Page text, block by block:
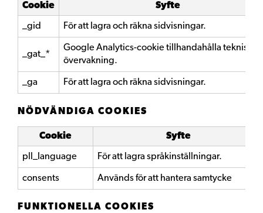
Cookie Syfte
_gid För att lagra och räkna sidvisningar.
_gat_*
Google Analytics-cookie tillhandahålla teknisk
övervakning.
_ga För att lagra och räkna sidvisningar.
NÖDVÄNDIGA COOKIES
Cookie Syfte
pll_language För att lagra språkinställningar.
consents Används för att hantera samtycke
FUNKTIONELLA COOKIES